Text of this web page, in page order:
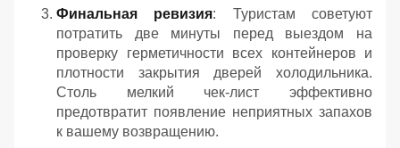
Финальная ревизия: Туристам советуют
потратить две минуты перед выездом на
проверку герметичности всех контейнеров и
плотности закрытия дверей холодильника.
Столь мелкий чек-лист эффективно
предотвратит появление неприятных запахов
к вашему возвращению.